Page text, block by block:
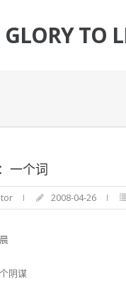
GLORY TO
一个词
2008-04-26
阴谋